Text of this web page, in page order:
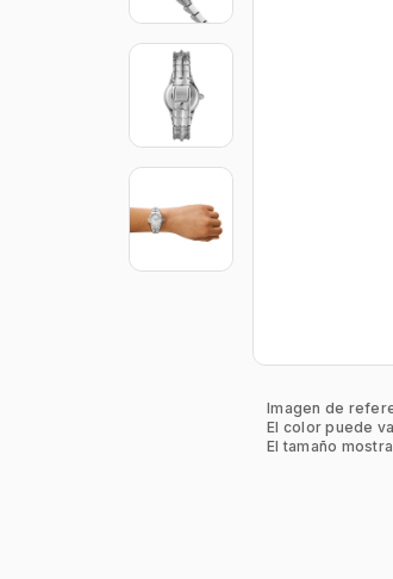
Imagen de
El color puede
El tamaño